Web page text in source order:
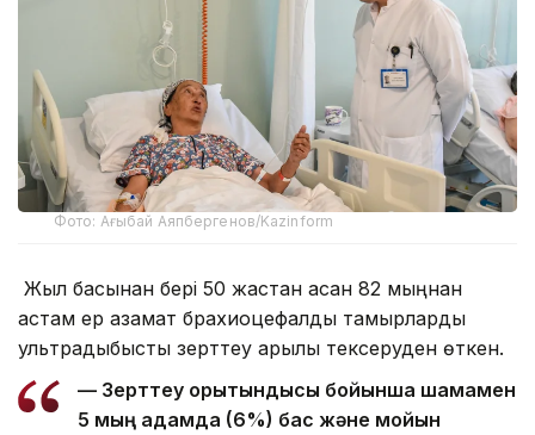
Фото: Ағыбай Аяпбергенов/Kazinform
Жыл басынан бері 50 жастан асқан 82 мыңнан
астам ер азамат брахиоцефалдық тамырларды
ультрадыбыстық зерттеу арқылы тексеруден өткен.
— Зерттеу қорытындысы бойынша шамамен
5 мың адамда (6%) бас және мойын